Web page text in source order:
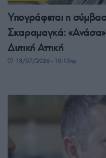
Υπογράφεται η
Σκαραμαγκά:
Δυτική Αττική
13/07/2026 - 10:15πμ